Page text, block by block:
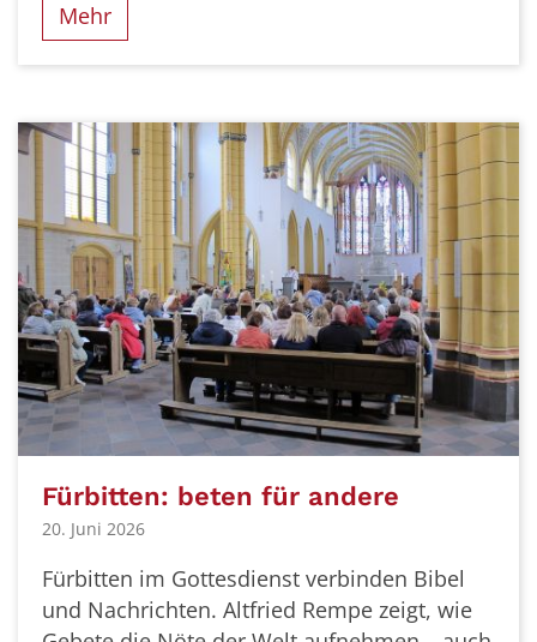
Mehr
Fürbitten: beten für andere
20. Juni 2026
Fürbitten im Gottesdienst verbinden Bibel
und Nachrichten. Altfried Rempe zeigt, wie